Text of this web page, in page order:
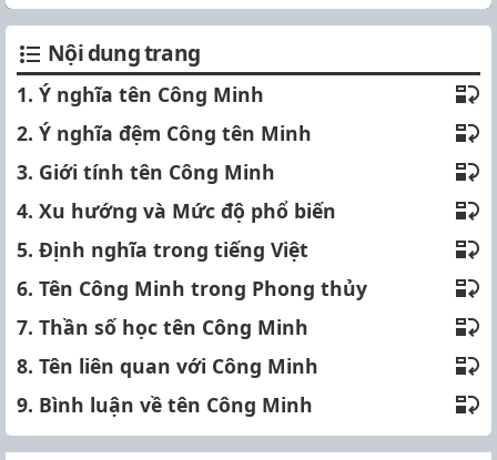
Nội dung trang
1. Ý nghĩa tên Công Minh
2. Ý nghĩa đệm Công tên Minh
3. Giới tính tên Công Minh
4. Xu hướng và Mức độ phổ biến
5. Định nghĩa trong tiếng Việt
6. Tên Công Minh trong Phong thủy
7. Thần số học tên Công Minh
8. Tên liên quan với Công Minh
9. Bình luận về tên Công Minh